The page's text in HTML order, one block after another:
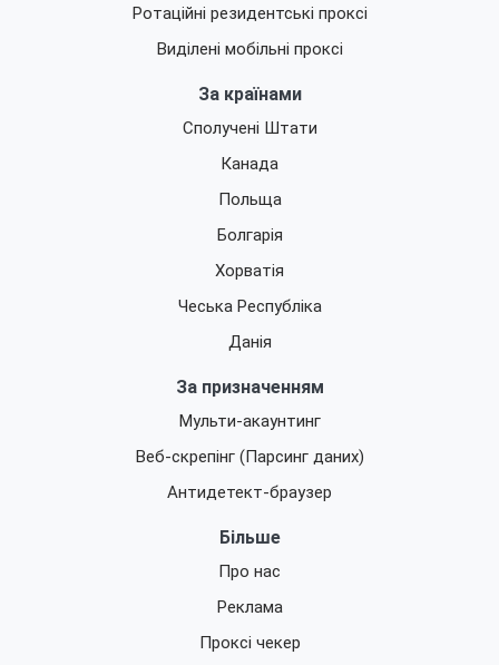
Ротаційні резидентські проксі
Виділені мобільні проксі
За країнами
Сполучені Штати
Канада
Польща
Болгарія
Хорватія
Чеська Республіка
Данія
За призначенням
Мульти-акаунтинг
Веб-скрепінг (Парсинг даних)
Антидетект-браузер
Більше
Про нас
Реклама
Проксі чекер